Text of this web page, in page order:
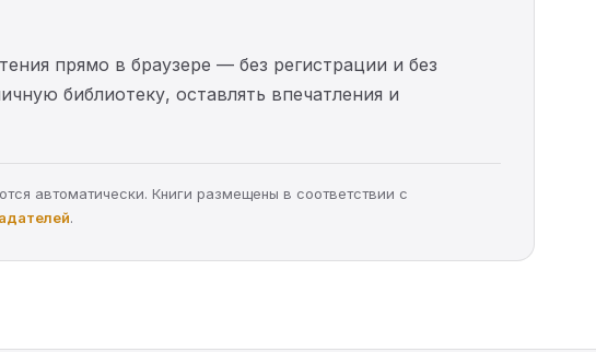
прямо в браузере — без регистрации и без
библиотеку, оставлять впечатления и
автоматически. Книги размещены в соответствии с
.